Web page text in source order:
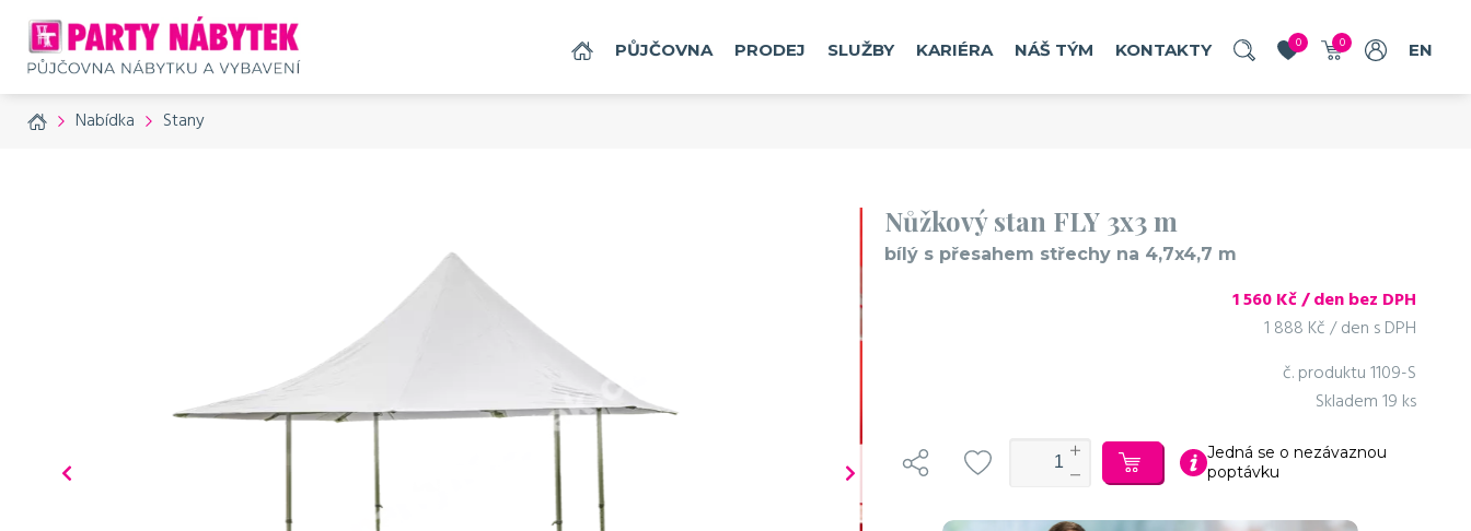
DOMŮPŮJČOVNA PRODEJ SLUŽBY KARIÉRA NÁŠ TÝM KONTAKTY 0 0 EN
Home Nabídka Stany
Nůžkový stan FLY 3x3 m
bílý s přesahem střechy na 4,7x4,7 m
1 560Kč / den bez DPH
1 888 Kč / den s DPH
č. produktu1109-S
Skladem19 ks
Jedná se o nezávaznou
poptávku
Příslušenství, které doporučujeme také objednat
č. produktu: 1133 č. produktu: 1215